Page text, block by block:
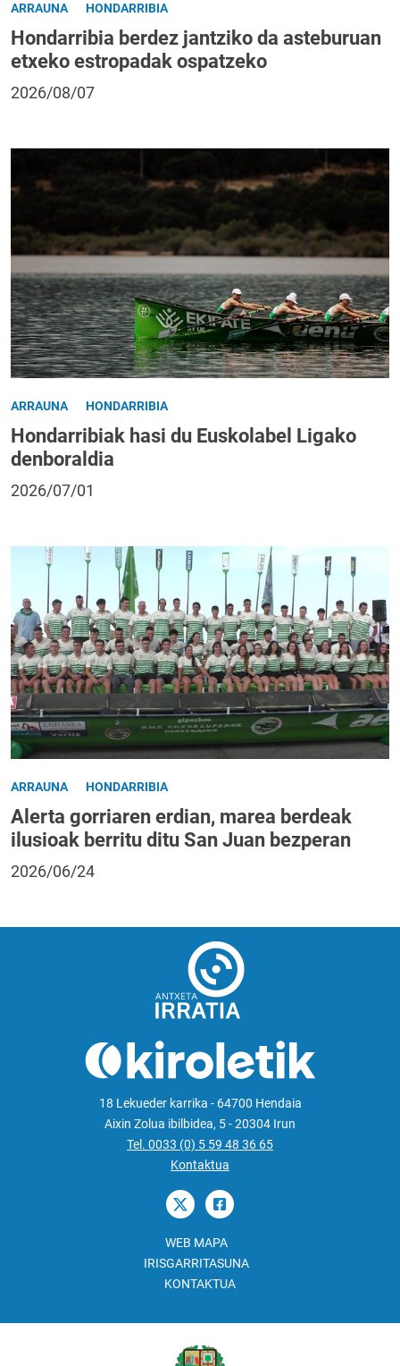
ARRAUNA HONDARRIBIA
Hondarribia berdez jantziko da asteburuan
etxeko estropadak ospatzeko
2026/08/07
ARRAUNA HONDARRIBIA
Hondarribiak hasi du Euskolabel Ligako
denboraldia
2026/07/01
ARRAUNA HONDARRIBIA
Alerta gorriaren erdian, marea berdeak
ilusioak berritu ditu San Juan bezperan
2026/06/24
18 Lekueder karrika - 64700 Hendaia
Aixin Zolua ibilbidea, 5 - 20304 Irun
Tel. 0033 (0) 5 59 48 36 65
Kontaktua
WEB MAPA
IRISGARRITASUNA
KONTAKTUA